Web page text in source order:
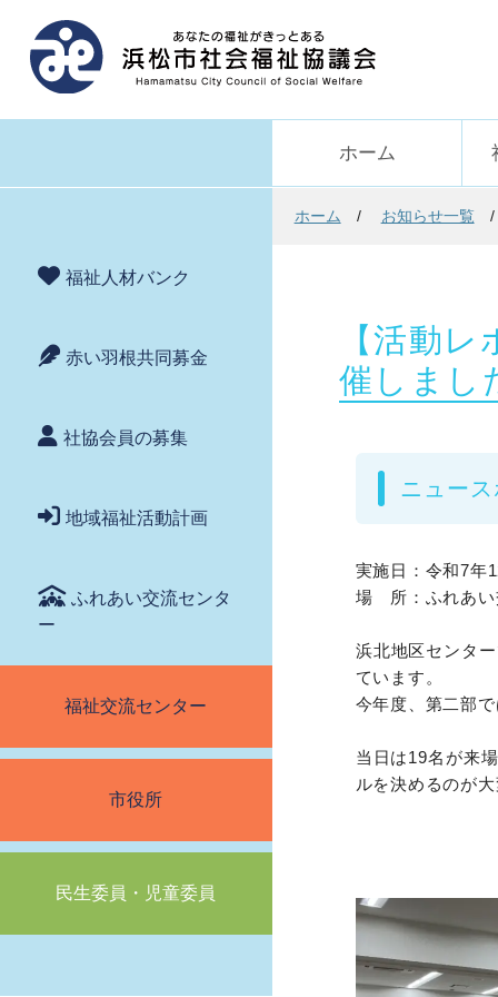
ホーム
ホーム お知らせ一覧
福祉人材バンク
赤い羽根共同募金
社協会員の募集
地域福祉活動計画
ふれあい交流センタ
ー
福祉交流センター
市役所
民生委員・児童委員
【活動
催しまし
ニュー
実施日：令和7年
場 所：ふれあ
浜北地区センタ
ています。
今年度、第二部
当日は19名が来
ルを決めるのが